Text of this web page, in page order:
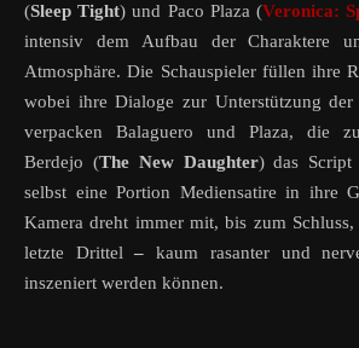
(Sleep Tight) und Paco Plaza (Veronica:
intensiv dem Aufbau der Charaktere
Atmosphäre. Die Schauspieler füllen ihre
wobei ihre Dialoge zur Unterstützung
verpacken Balaguero und Plaza, die
Berdejo (The New Daughter) das Script
selbst eine Portion Mediensatire in ihre
Kamera dreht immer mit, bis zum Schluss,
letzte Drittel– kaum rasanter und
inszeniert werden können.